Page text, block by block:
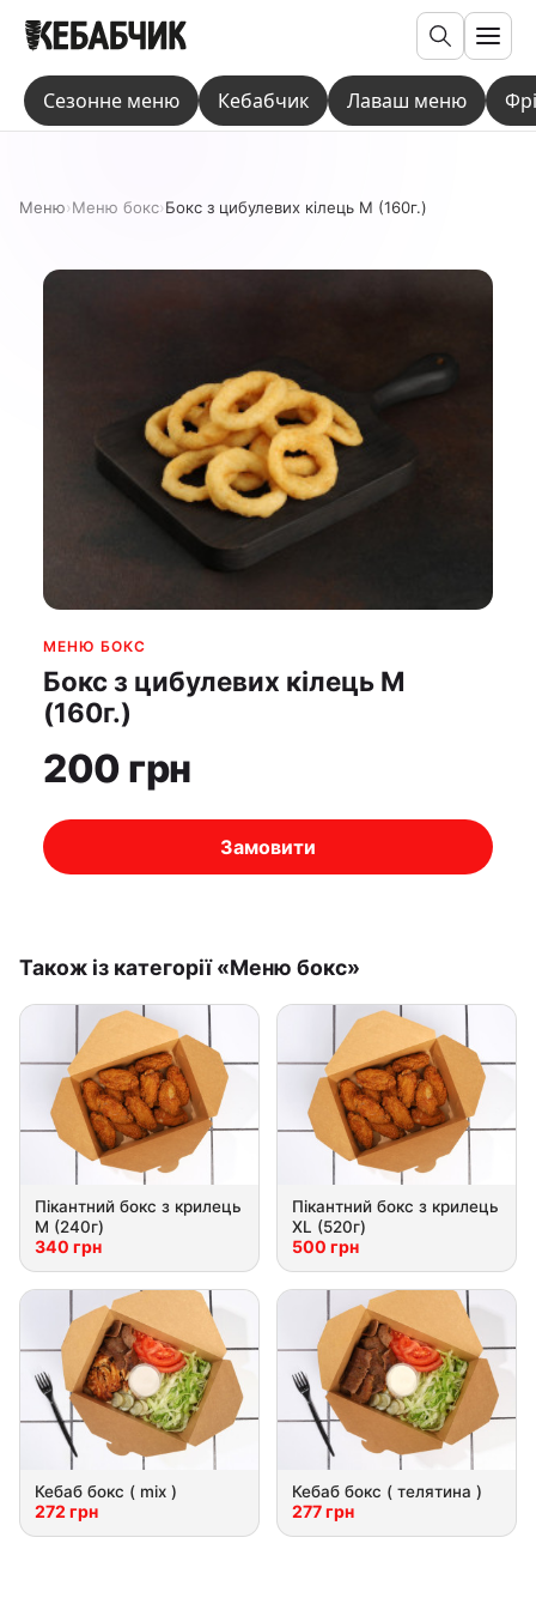
Сезонне меню Кебабчик Лаваш меню
Пошук
Меню›Меню бокс›Бокс з цибулевих кілець М (160г.)
МЕНЮ БОКС
Бокс з цибулевих кілець М
(160г.)
200 грн
Замовити
Також із категорії «Меню бокс»
Пікантний бокс з крилець
M (240г)
340 грн
Пікантний бокс з крилець
XL (520г)
500 грн
Кебаб бокс ( mix )
272 грн
Кебаб бокс ( телятина )
277 грн